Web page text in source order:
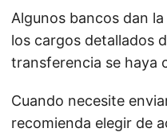
Algunos bancos dan
los cargos detallados
transferencia se haya
Cuando necesite
recomienda elegir de